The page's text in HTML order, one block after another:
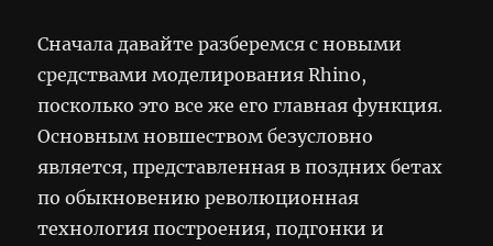
Сначала давайте разберемся с новыми
средствами моделирования Rhino,
посколько это все же его главная функция.
Основным новшеством безусловно
является, представленная в поздних бетах
по обыкновению революционная
технология построения, подгонки и